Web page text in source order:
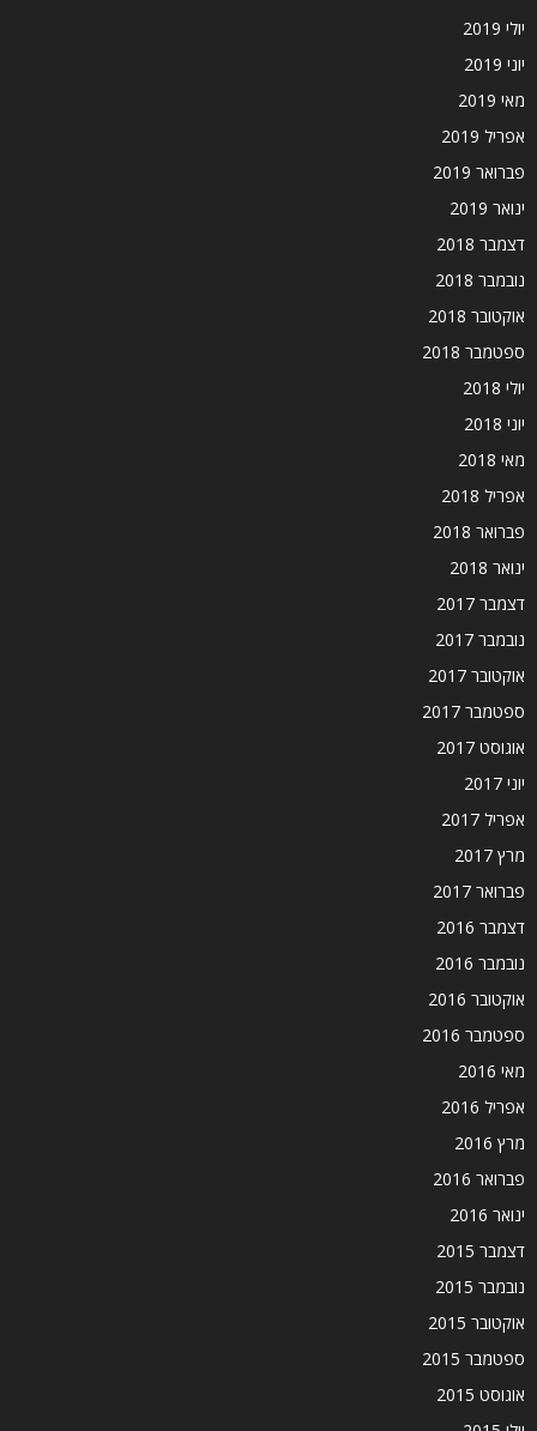
יולי 2019
יוני 2019
מאי 2019
אפריל 2019
פברואר 2019
ינואר 2019
דצמבר 2018
נובמבר 2018
אוקטובר 2018
ספטמבר 2018
יולי 2018
יוני 2018
מאי 2018
אפריל 2018
פברואר 2018
ינואר 2018
דצמבר 2017
נובמבר 2017
אוקטובר 2017
ספטמבר 2017
אוגוסט 2017
יוני 2017
אפריל 2017
מרץ 2017
פברואר 2017
דצמבר 2016
נובמבר 2016
אוקטובר 2016
ספטמבר 2016
מאי 2016
אפריל 2016
מרץ 2016
פברואר 2016
ינואר 2016
דצמבר 2015
נובמבר 2015
אוקטובר 2015
ספטמבר 2015
אוגוסט 2015